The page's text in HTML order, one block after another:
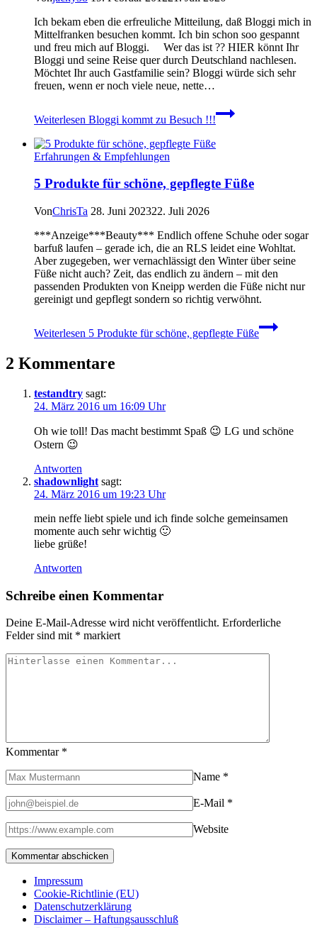
Ich bekam eben die erfreuliche Mitteilung, daß Bloggi mich in
Mittelfranken besuchen kommt. Ich bin schon soo gespannt
und freu mich auf Bloggi. Wer das ist ?? HIER könnt Ihr
Bloggi und seine Reise quer durch Deutschland nachlesen.
Möchtet Ihr auch Gastfamilie sein? Bloggi würde sich sehr
freuen, wenn er noch viele neue, nette…
Weiterlesen Bloggi kommt zu Besuch !!!
Erfahrungen & Empfehlungen
5 Produkte für schöne, gepflegte Füße
VonChrisTa 28. Juni 202322. Juli 2026
***Anzeige***Beauty*** Endlich offene Schuhe oder sogar
barfuß laufen – gerade ich, die an RLS leidet eine Wohltat.
Aber zugegeben, wer vernachlässigt den Winter über seine
Füße nicht auch? Zeit, das endlich zu ändern – mit den
passenden Produkten von Kneipp werden die Füße nicht nur
gereinigt und gepflegt sondern so richtig verwöhnt.
Weiterlesen 5 Produkte für schöne, gepflegte Füße
2 Kommentare
testandtry sagt:
24. März 2016 um 16:09 Uhr
Oh wie toll! Das macht bestimmt Spaß 😉 LG und schöne
Ostern 😉
Antworten
shadownlight sagt:
24. März 2016 um 19:23 Uhr
mein neffe liebt spiele und ich finde solche gemeinsamen
momente auch sehr wichtig 🙂
liebe grüße!
Antworten
Schreibe einen Kommentar
Deine E-Mail-Adresse wird nicht veröffentlicht. Erforderliche
Felder sind mit * markiert
Kommentar *
Name *
E-Mail *
Website
Impressum
Cookie-Richtlinie (EU)
Datenschutzerklärung
Disclaimer – Haftungsausschluß